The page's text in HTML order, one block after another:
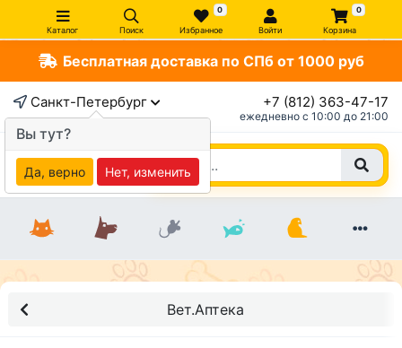
Каталог Поиск
0
Избранное Войти
0
Корзина
Бесплатная доставка по СПб от 1000 руб
Санкт-Петербург +7 (812) 363-47-17
ежедневно c 10:00 до 21:00
Вет.Аптека
Вы тут?
Да, верно Нет, изменить